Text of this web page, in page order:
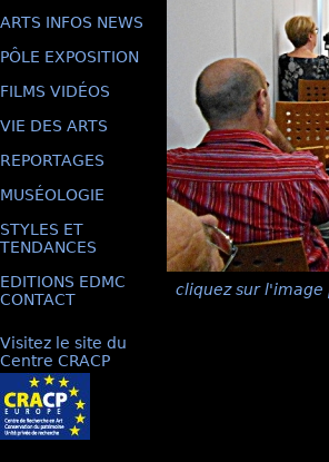
ARTS INFOS NEWS
PÔLE EXPOSITION
FILMS VIDÉOS
VIE DES ARTS
REPORTAGES
MUSÉOLOGIE
STYLES ET
TENDANCES
EDITIONS EDMC
CONTACT
Visitez le site du
Centre CRACP
cliquez sur